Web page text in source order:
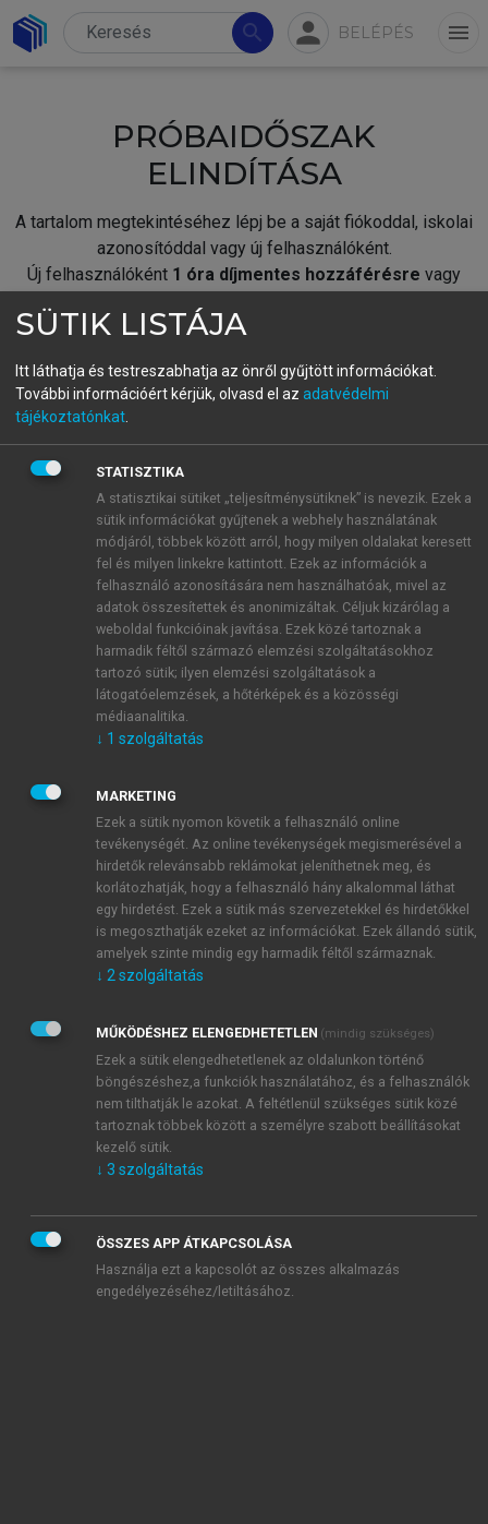
search person BELÉPÉS menu
PRÓBAIDŐSZAK
ELINDÍTÁSA
A tartalom megtekintéséhez lépj be a saját fiókoddal, iskolai
azonosítóddal vagy új felhasználóként.
Új felhasználóként 1 óra díjmentes hozzáférésre vagy
fiókoddal,vagy hozz létre új fiókot.
A regisztráció után apróbaidőszakautomatikusan
BELÉPÉS SAJÁT FIÓKKAL
ÚJ FIÓK LÉTREHOZÁSA
1 óra díjmentes hozzáférés
E-MAIL-CÍM
JELSZÓ
JELSZÓ ÚJRA
Kérek értesítést a MeRSZ újdonságairól, akcióiról.
Kérek értesítést az Akadémiai Kiadó Zrt. újdonságairól,
Adatkezelési tájékoztatóbanfoglaltakat tudomásul
veszem és elfogadom.
Általános vásárlási feltételeket, valamint a szotar.netés a
mersz.huoldalak licencszerződéseiben foglaltakat
tudomásul veszem és elfogadom.
KIPRÓBÁLOM
SÜTIK LISTÁJA
Itt láthatja és testreszabhatja az önről gyűjtött információkat.
További információért kérjük, olvasd el az adatvédelmi
tájékoztatónkat
STATISZTIKA
A statisztikai sütiket „teljesítménysütiknek” is nevezik. Ezek a
sütik információkat gyűjtenek a webhely használatának
módjáról, többek között arról, hogy milyen oldalakat keresett
fel és milyen linkekre kattintott. Ezek az információk a
felhasználó azonosítására nem használhatóak, mivel az
adatok összesítettek és anonimizáltak. Céljuk kizárólag a
weboldal funkcióinak javítása. Ezek közé tartoznak a
harmadik féltől származó elemzési szolgáltatásokhoz
tartozó sütik; ilyen elemzési szolgáltatások a
látogatóelemzések, a hőtérképek és a közösségi
médiaanalitika.
↓ 1 szolgáltatás
MARKETING
Ezek a sütik nyomon követik a felhasználó online
tevékenységét. Az online tevékenységek megismerésével a
hirdetők relevánsabb reklámokat jeleníthetnek meg, és
korlátozhatják, hogy a felhasználó hány alkalommal láthat
egy hirdetést. Ezek a sütik más szervezetekkel és hirdetőkkel
is megoszthatják ezeket az információkat. Ezek állandó sütik,
amelyek szinte mindig egy harmadik féltől származnak.
↓ 2 szolgáltatás
MŰKÖDÉSHEZ ELENGEDHETETLEN (mindig szükséges)
Ezek a sütik elengedhetetlenek az oldalunkon történő
böngészéshez,a funkciók használatához, és a felhasználók
nem tilthatják le azokat. A feltétlenül szükséges sütik közé
tartoznak többek között a személyre szabott beállításokat
kezelő sütik.
↓ 3 szolgáltatás
ÖSSZES APP ÁTKAPCSOLÁSA
Használja ezt a kapcsolót az összes alkalmazás
engedélyezéséhez/letiltásához.